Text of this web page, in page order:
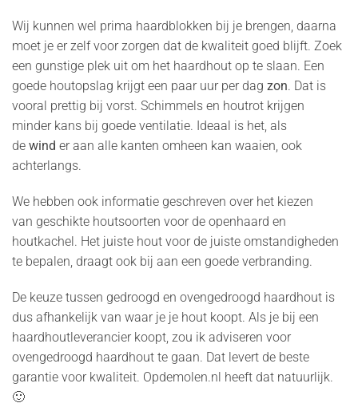
Wij kunnen wel prima haardblokken bij je brengen, daarna
moet je er zelf voor zorgen dat de kwaliteit goed blijft. Zoek
een gunstige plek uit om het haardhout op te slaan. Een
goede houtopslag krijgt een paar uur per dag zon. Dat is
vooral prettig bij vorst. Schimmels en houtrot krijgen
minder kans bij goede ventilatie. Ideaal is het, als
de wind er aan alle kanten omheen kan waaien, ook
achterlangs.
We hebben ook informatie geschreven over het kiezen
van geschikte houtsoorten voor de openhaard en
houtkachel. Het juiste hout voor de juiste omstandigheden
te bepalen, draagt ook bij aan een goede verbranding.
De keuze tussen gedroogd en ovengedroogd haardhout is
dus afhankelijk van waar je je hout koopt. Als je bij een
haardhoutleverancier koopt, zou ik adviseren voor
ovengedroogd haardhout te gaan. Dat levert de beste
garantie voor kwaliteit. Opdemolen.nl heeft dat natuurlijk.
🙂